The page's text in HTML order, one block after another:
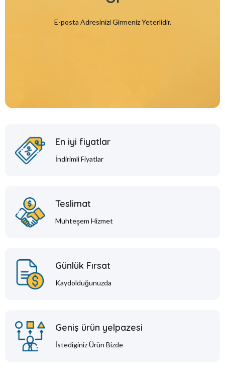
E-posta Adresinizi Girmeniz Yeterlidir.
En iyi fiyatlar
İndirimli Fiyatlar
Teslimat
Muhteşem Hizmet
Günlük Fırsat
Kaydolduğunuzda
Geniş ürün yelpazesi
İstediginiz Ürün Bizde